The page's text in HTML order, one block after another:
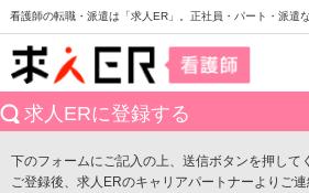
看護師の転職・派遣は「求人ER」。正社員・パート・派遣
求人ERに登録する
下のフォームにご記入の上、送信ボタンを押して
ご登録後、求人ERのキャリアパートナーよりご連